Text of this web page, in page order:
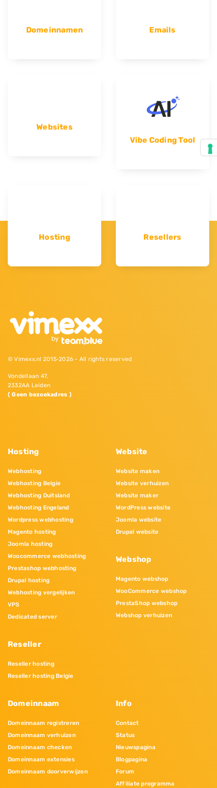
Domeinnamen Emails
Websites
Vibe Coding Tool
Hosting Resellers
© Vimexx.nl 2015‐2026 - All rights reserved
Vondellaan 47,
2332AA Leiden
( Geen bezoekadres )
Hosting
Webhosting
Webhosting Belgie
Webhosting Duitsland
Webhosting Engeland
Wordpress webhosting
Magento hosting
Joomla hosting
Woocommerce webhosting
Prestashop webhosting
Drupal hosting
Webhosting vergelijken
VPS
Dedicated server
Reseller
Reseller hosting
Reseller hosting Belgie
Website
Website maken
Website verhuizen
Website maker
WordPress website
Joomla website
Drupal website
Webshop
Magento webshop
WooCommerce webshop
PrestaShop webshop
Webshop verhuizen
Domeinnaam
Domeinnaam registreren
Domeinnaam verhuizen
Domeinnaam checken
Domeinnaam extensies
Domeinnaam doorverwijzen
Info
Contact
Status
Nieuwspagina
Blogpagina
Forum
Affiliate programma